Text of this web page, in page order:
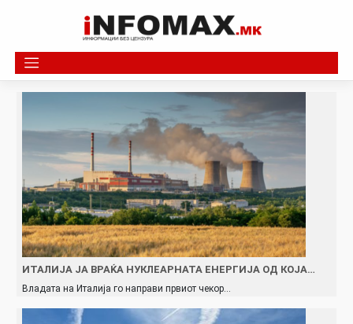
ИТАЛИЈА ЈА ВРАЌА НУКЛЕАРНАТА ЕНЕРГИЈА ОД КОЈА…
Владата на Италија го направи првиот чекор…